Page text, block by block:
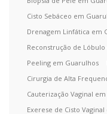
Cisto Sebáceo em
Drenagem Linfática em
Reconstrução de
Peeling em Guarulhos
Cirurgia de Alta
Cauterização Vaginal
Exerese de Cisto